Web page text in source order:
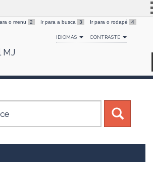
Simplifique!
Comunica BR
Canais
o menu 2 Ir para a busca 3 Ir para o rodapé 4
IDIOMAS CONTRASTE